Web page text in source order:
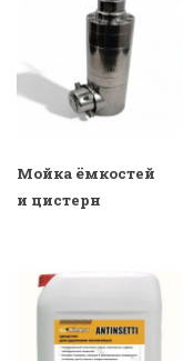
Мойка ёмкостей
и цистерн